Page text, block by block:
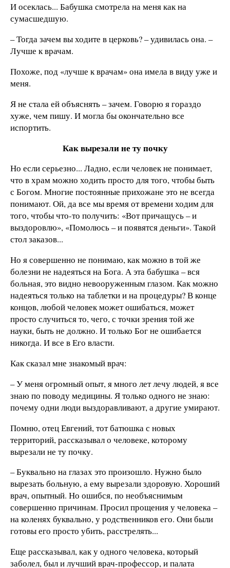
И осеклась... Бабушка смотрела на меня как на
сумасшедшую.
– Тогда зачем вы ходите в церковь? – удивилась она. –
Лучше к врачам.
Похоже, под «лучше к врачам» она имела в виду уже и
меня.
Я не стала ей объяснять – зачем. Говорю я гораздо
хуже, чем пишу. И могла бы окончательно все
испортить.
Как вырезали не ту почку
Но если серьезно... Ладно, если человек не понимает,
что в храм можно ходить просто для того, чтобы быть
с Богом. Многие постоянные прихожане это не всегда
понимают. Ой, да все мы время от времени ходим для
того, чтобы что-то получить: «Вот причащусь – и
выздоровлю», «Помолюсь – и появятся деньги». Такой
стол заказов...
Но я совершенно не понимаю, как можно в той же
болезни не надеяться на Бога. А эта бабушка – вся
больная, это видно невооруженным глазом. Как можно
надеяться только на таблетки и на процедуры? В конце
концов, любой человек может ошибаться, может
просто случиться то, чего, с точки зрения той же
науки, быть не должно. И только Бог не ошибается
никогда. И все в Его власти.
Как сказал мне знакомый врач:
– У меня огромный опыт, я много лет лечу людей, я все
знаю по поводу медицины. Я только одного не знаю:
почему одни люди выздоравливают, а другие умирают.
Помню, отец Евгений, тот батюшка с новых
территорий, рассказывал о человеке, которому
вырезали не ту почку.
– Буквально на глазах это произошло. Нужно было
вырезать больную, а ему вырезали здоровую. Хороший
врач, опытный. Но ошибся, по необъяснимым
совершенно причинам. Просил прощения у человека –
на коленях буквально, у родственников его. Они были
готовы его просто убить, расстрелять...
Еще рассказывал, как у одного человека, который
заболел, был и лучший врач-профессор, и палата